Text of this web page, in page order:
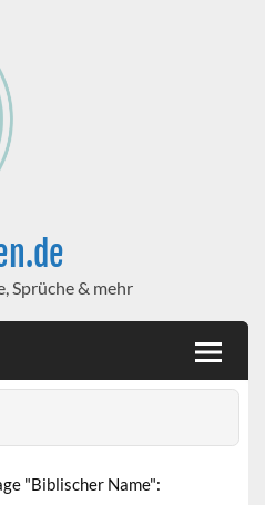
Sprüche & mehr
"Biblischer Name":